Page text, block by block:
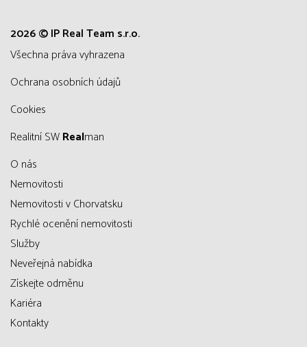
2026 © IP Real Team s.r.o.
všechna práva vyhrazena
Ochrana osobních údajů
Cookies
Realitní SWRealman
O nás
Nemovitosti
Nemovitosti v Chorvatsku
Rychlé ocenění nemovitosti
Služby
Neveřejná nabídka
Získejte odměnu
Kariéra
Kontakty